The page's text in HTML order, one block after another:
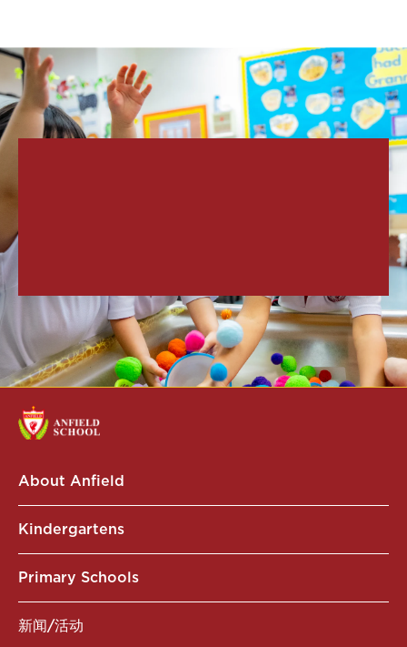
About Anfield
Kindergartens
Primary Schools
新闻/活动